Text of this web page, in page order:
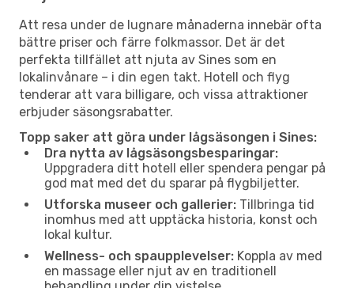
Att resa under de lugnare månaderna innebär ofta
bättre priser och färre folkmassor. Det är det
perfekta tillfället att njuta av Sines som en
lokalinvånare – i din egen takt. Hotell och flyg
tenderar att vara billigare, och vissa attraktioner
erbjuder säsongsrabatter.
Topp saker att göra under lågsäsongen i Sines:
Dra nytta av lågsäsongsbesparingar:
Uppgradera ditt hotell eller spendera pengar på
god mat med det du sparar på flygbiljetter.
Utforska museer och gallerier: Tillbringa tid
inomhus med att upptäcka historia, konst och
lokal kultur.
Wellness- och spaupplevelser: Koppla av med
en massage eller njut av en traditionell